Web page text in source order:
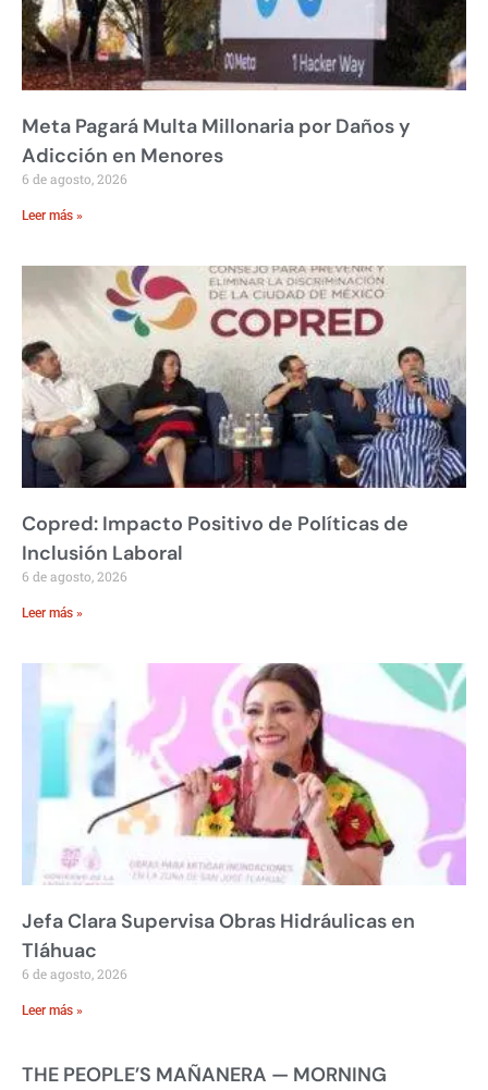
Meta Pagará Multa Millonaria por Daños y
Adicción en Menores
6 de agosto, 2026
Leer más »
Copred: Impacto Positivo de Políticas de
Inclusión Laboral
6 de agosto, 2026
Leer más »
Jefa Clara Supervisa Obras Hidráulicas en
Tláhuac
6 de agosto, 2026
Leer más »
THE PEOPLE’S MAÑANERA — MORNING